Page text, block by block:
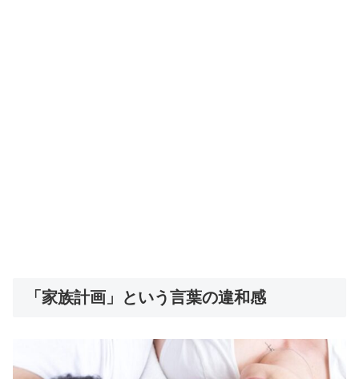
「家族計画」という言葉の違和感